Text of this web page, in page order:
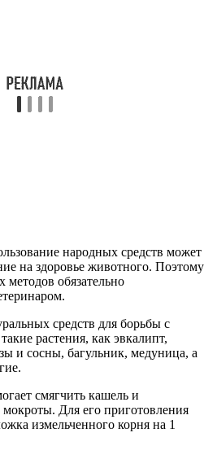
народных средств может
на здоровье животного. Поэтому
обязательно
средств для борьбы с
растения, как эвкалипт,
и сосны, багульник, медуница, а
смягчить кашель и
Для его приготовления
измельченного корня на 1